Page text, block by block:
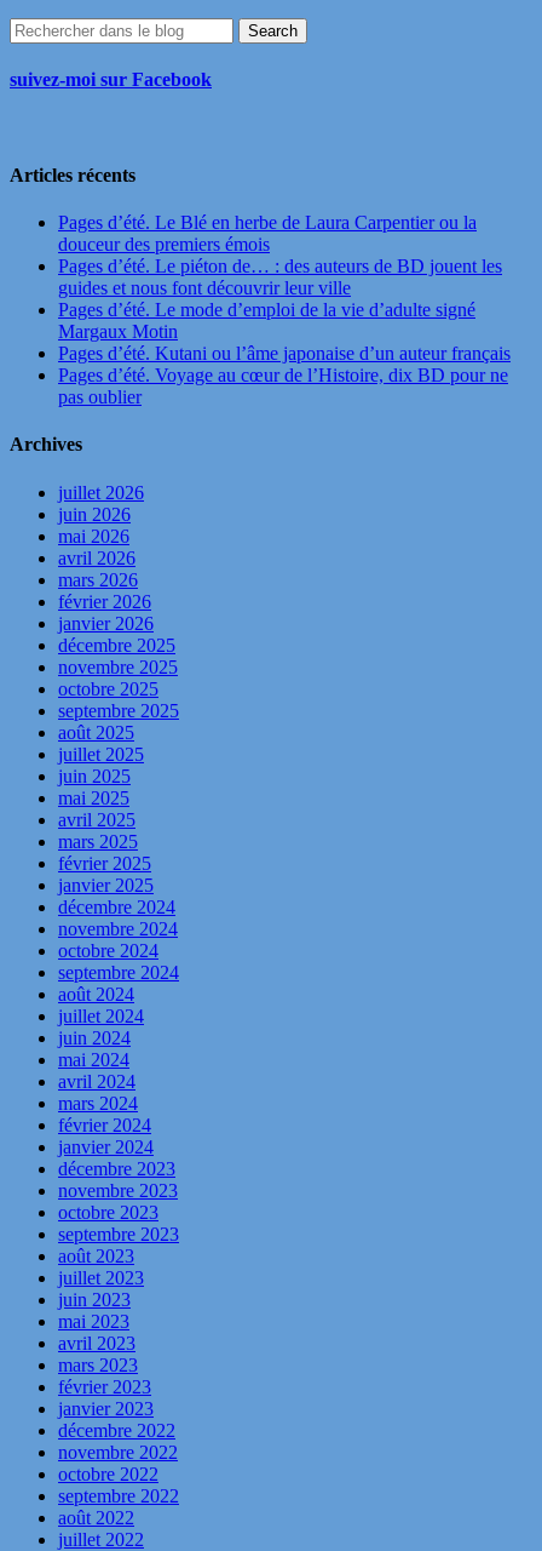
suivez-moi sur Facebook
Articles récents
Pages d’été. Le Blé en herbe de Laura Carpentier ou la
douceur des premiers émois
Pages d’été. Le piéton de… : des auteurs de BD jouent les
guides et nous font découvrir leur ville
Pages d’été. Le mode d’emploi de la vie d’adulte signé
Margaux Motin
Pages d’été. Kutani ou l’âme japonaise d’un auteur français
Pages d’été. Voyage au cœur de l’Histoire, dix BD pour ne
pas oublier
Archives
juillet 2026
juin 2026
mai 2026
avril 2026
mars 2026
février 2026
janvier 2026
décembre 2025
novembre 2025
octobre 2025
septembre 2025
août 2025
juillet 2025
juin 2025
mai 2025
avril 2025
mars 2025
février 2025
janvier 2025
décembre 2024
novembre 2024
octobre 2024
septembre 2024
août 2024
juillet 2024
juin 2024
mai 2024
avril 2024
mars 2024
février 2024
janvier 2024
décembre 2023
novembre 2023
octobre 2023
septembre 2023
août 2023
juillet 2023
juin 2023
mai 2023
avril 2023
mars 2023
février 2023
janvier 2023
décembre 2022
novembre 2022
octobre 2022
septembre 2022
août 2022
juillet 2022